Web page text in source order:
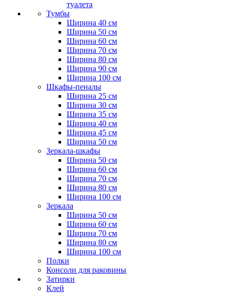
туалета
Тумбы
Ширина 40 см
Ширина 50 см
Ширина 60 см
Ширина 70 см
Ширина 80 см
Ширина 90 см
Ширина 100 см
Шкафы-пеналы
Ширина 25 см
Ширина 30 см
Ширина 35 см
Ширина 40 см
Ширина 45 см
Ширина 50 см
Зеркала-шкафы
Ширина 50 см
Ширина 60 см
Ширина 70 см
Ширина 80 см
Ширина 100 см
Зеркала
Ширина 50 см
Ширина 60 см
Ширина 70 см
Ширина 80 см
Ширина 100 см
Полки
Консоли для раковины
Затирки
Клей